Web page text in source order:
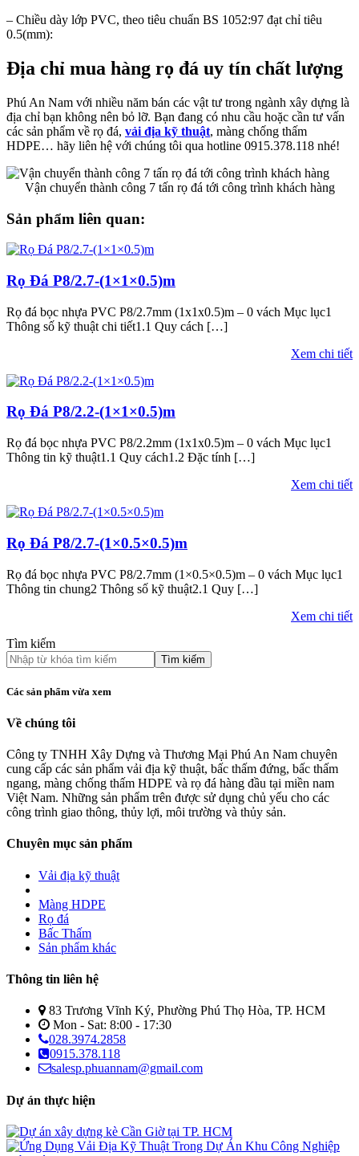
– Chiều dày lớp PVC, theo tiêu chuẩn BS 1052:97 đạt chỉ tiêu
0.5(mm):
Địa chỉ mua hàng rọ đá uy tín chất lượng
Phú An Nam với nhiều năm bán các vật tư trong ngành xây dựng là
địa chỉ bạn không nên bỏ lỡ. Bạn đang có nhu cầu hoặc cần tư vấn
các sản phẩm về rọ đá, vải địa kỹ thuật, màng chống thấm
HDPE… hãy liên hệ với chúng tôi qua hotline 0915.378.118 nhé!
Vận chuyển thành công 7 tấn rọ đá tới công trình khách hàng
Sản phẩm liên quan:
Rọ Đá P8/2.7-(1×1×0.5)m
Rọ đá bọc nhựa PVC P8/2.7mm (1x1x0.5)m – 0 vách Mục lục1
Thông số kỹ thuật chi tiết1.1 Quy cách […]
Xem chi tiết
Rọ Đá P8/2.2-(1×1×0.5)m
Rọ đá bọc nhựa PVC P8/2.2mm (1x1x0.5)m – 0 vách Mục lục1
Thông tin kỹ thuật1.1 Quy cách1.2 Đặc tính […]
Xem chi tiết
Rọ Đá P8/2.7-(1×0.5×0.5)m
Rọ đá bọc nhựa PVC P8/2.7mm (1×0.5×0.5)m – 0 vách Mục lục1
Thông tin chung2 Thông số kỹ thuật2.1 Quy […]
Xem chi tiết
Tìm kiếm
Tìm kiếm
Các sản phẩm vừa xem
Về chúng tôi
Công ty TNHH Xây Dựng và Thương Mại Phú An Nam chuyên
cung cấp các sản phẩm vải địa kỹ thuật, bấc thấm đứng, bấc thấm
ngang, màng chống thấm HDPE và rọ đá hàng đầu tại miền nam
Việt Nam. Những sản phẩm trên được sử dụng chủ yếu cho các
công trình giao thông, thủy lợi, môi trường và thủy sản.
Chuyên mục sản phẩm
Vải địa kỹ thuật
Màng HDPE
Rọ đá
Bấc Thấm
Sản phẩm khác
Thông tin liên hệ
83 Trương Vĩnh Ký, Phường Phú Thọ Hòa, TP. HCM
Mon - Sat: 8:00 - 17:30
028.3974.2858
0915.378.118
salesp.phuannam@gmail.com
Dự án thực hiện